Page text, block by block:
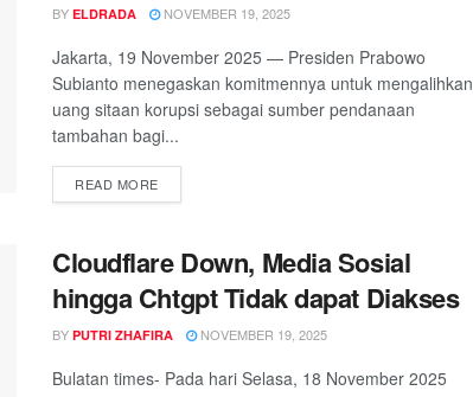
BY ELDRADA NOVEMBER 19, 2025
Jakarta, 19 November 2025 — Presiden Prabowo
Subianto menegaskan komitmennya untuk mengalihkan
uang sitaan korupsi sebagai sumber pendanaan
tambahan bagi...
READ MOREDETAILS
Cloudflare Down, Media Sosial
hingga Chtgpt Tidak dapat Diakses
BY PUTRI ZHAFIRA NOVEMBER 19, 2025
Bulatan times- Pada hari Selasa, 18 November 2025